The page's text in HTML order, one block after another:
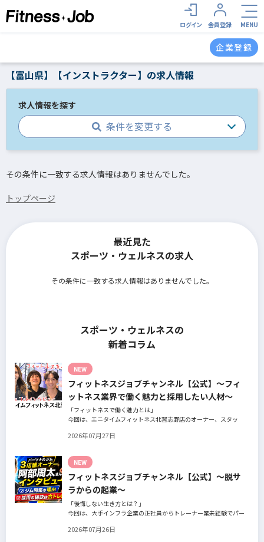
ログイン 会員登録 MENU
企業登録
【富山県】【インストラクター】の求人情報
求人情報を探す
条件を変更する
その条件に一致する求人情報はありませんでした。
トップページ
最近見た
スポーツ・ウェルネスの求人
その条件に一致する求人情報はありませんでした。
スポーツ・ウェルネスの
新着コラム
NEW
フィットネスジョブチャンネル【公式】～フィ
ットネス業界で働く魅力と採用したい人材～
「フィットネスで働く魅力とは」
今回は、エニタイムフィットネス北習志野店のオーナー、スタッ
についてインタビュー。オーナー様からはスタッフの採用基準、実
はそのスタッフの皆様がつくる施設やフィットネスについての魅力
を語っていただきました。
2026年07月27日
NEW
フィットネスジョブチャンネル【公式】～脱サ
ラからの起業～
「後悔しない生き方とは？」
今回は、大手インフラ企業の正社員からトレーナー業未経験でパー
の阿部周大さんへインタビュー。
2026年07月26日